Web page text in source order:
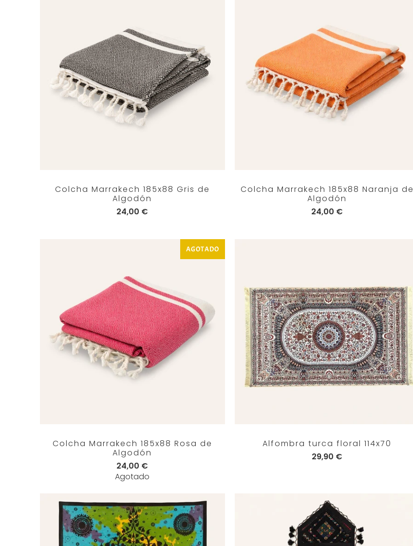
Colcha Marrakech 185x88 Gris de
Algodón
24,00 €
Colcha Marrakech 185x88 Naranja de
Algodón
24,00 €
AGOTADO
Colcha Marrakech 185x88 Rosa de
Algodón
24,00 €
Agotado
Alfombra turca floral 114x70
29,90 €